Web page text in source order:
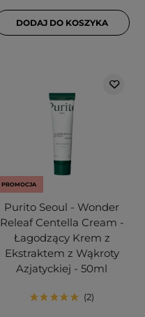
DODAJ DO KOSZYKA
PROMOCJA
Purito Seoul - Wonder
Releaf Centella Cream -
Łagodzący Krem z
Ekstraktem z Wąkroty
Azjatyckiej - 50ml
2